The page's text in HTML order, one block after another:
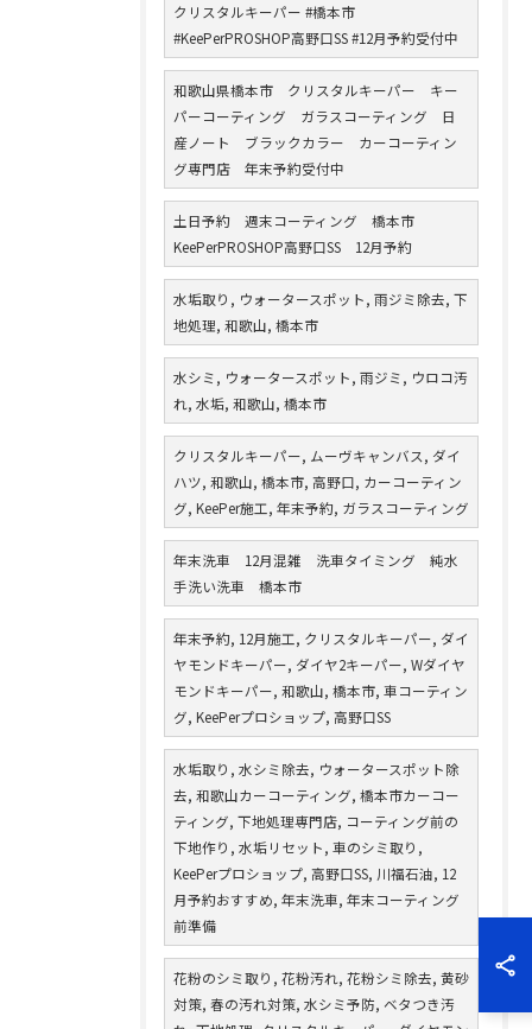
クリスタルキーパー #橋本市
#KeePerPROSHOP高野口SS #12月予約受付中
和歌山県橋本市 クリスタルキーパー キー
パーコーティング ガラスコーティング 日
産ノート ブラックカラー カーコーティン
グ専門店 年末予約受付中
土日予約 週末コーティング 橋本市
KeePerPROSHOP高野口SS 12月予約
水垢取り, ウォータースポット, 雨ジミ除去, 下
地処理, 和歌山, 橋本市
水シミ, ウォータースポット, 雨ジミ, ウロコ汚
れ, 水垢, 和歌山, 橋本市
クリスタルキーパー, ムーヴキャンバス, ダイ
ハツ, 和歌山, 橋本市, 高野口, カーコーティン
グ, KeePer施工, 年末予約, ガラスコーティング
年末洗車 12月混雑 洗車タイミング 純水
手洗い洗車 橋本市
年末予約, 12月施工, クリスタルキーパー, ダイ
ヤモンドキーパー, ダイヤ2キーパー, Wダイヤ
モンドキーパー, 和歌山, 橋本市, 車コーティン
グ, KeePerプロショップ, 高野口SS
水垢取り, 水シミ除去, ウォータースポット除
去, 和歌山カーコーティング, 橋本市カーコー
ティング, 下地処理専門店, コーティング前の
下地作り, 水垢リセット, 車のシミ取り,
KeePerプロショップ, 高野口SS, 川福石油, 12
月予約おすすめ, 年末洗車, 年末コーティング
前準備
花粉のシミ取り, 花粉汚れ, 花粉シミ除去, 黄砂
対策, 春の汚れ対策, 水シミ予防, ベタつき汚